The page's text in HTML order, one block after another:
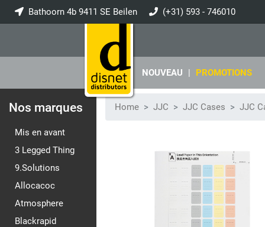
Bathoorn 4b 9411 SE Beilen (+31) 593 - 746010
NOUVEAU | PROMOTIONS
Nos marques
Mis en avant
3 Legged Thing
9.Solutions
Allocacoc
Atmosphere
Blackrapid
Home JJC JJC Cases JJC